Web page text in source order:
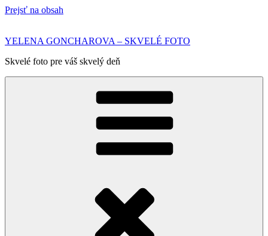
Prejsť na obsah
YELENA GONCHAROVA – SKVELÉ FOTO
Skvelé foto pre váš skvelý deň